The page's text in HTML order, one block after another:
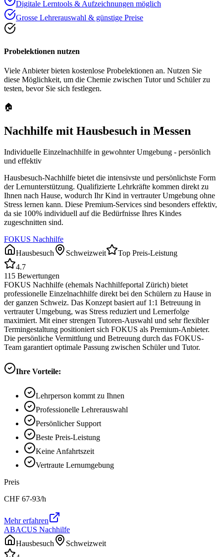
Digitale Lerntools & Aufzeichnungen möglich
Grosse Lehrerauswahl & günstige Preise
Probelektionen nutzen
Viele Anbieter bieten kostenlose Probelektionen an. Nutzen Sie
diese Möglichkeit, um die Chemie zwischen Tutor und Schüler zu
testen, bevor Sie sich festlegen.
🏠
Nachhilfe mit Hausbesuch in Messen
Individuelle Einzelnachhilfe in gewohnter Umgebung - persönlich
und effektiv
Hausbesuch-Nachhilfe bietet die intensivste und persönlichste Form
der Lernunterstützung. Qualifizierte Lehrkräfte kommen direkt zu
Ihnen nach Hause, wodurch Ihr Kind in vertrauter Umgebung ohne
Stress lernen kann. Diese Premium-Services sind besonders effektiv,
da sie 100% individuell auf die Bedürfnisse Ihres Kindes
zugeschnitten sind.
FOKUS Nachhilfe
Hausbesuch
Schweizweit
Top Preis-Leistung
4.7
115 Bewertungen
FOKUS Nachhilfe (ehemals Nachhilfeportal Zürich) bietet
professionelle Einzelnachhilfe direkt bei den Schülern zu Hause in
der ganzen Schweiz. Das Konzept basiert auf 1:1 Betreuung in
vertrauter Umgebung, was Stress reduziert und Lernerfolge
maximiert. Mit einer strengen Tutoren-Auswahl und sehr flexibler
Termingestaltung positioniert sich FOKUS als Premium-Anbieter.
Die persönliche Vermittlung und Betreuung durch das FOKUS-
Team garantiert optimale Passung zwischen Schüler und Tutor.
Ihre Vorteile:
Lehrperson kommt zu Ihnen
Professionelle Lehrerauswahl
Persönlicher Support
Beste Preis-Leistung
Keine Anfahrtszeit
Vertraute Lernumgebung
Preis
CHF 67-93/h
Mehr erfahren
ABACUS Nachhilfe
Hausbesuch
Schweizweit